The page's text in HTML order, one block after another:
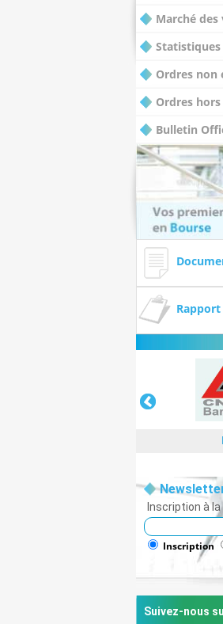
Marché
Statistiques
Ordres non
Ordres
Bulletin
Inscription à
Inscription
Suivez-nous